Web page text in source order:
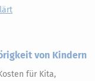
von Kindern
für Kita,